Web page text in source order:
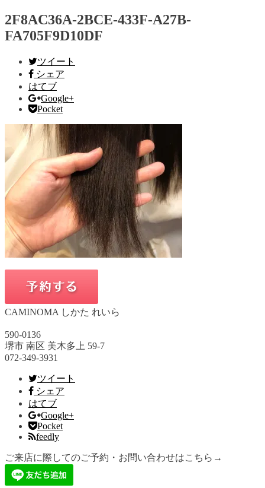
2F8AC36A-2BCE-433F-A27B-
FA705F9D10DF
ツイート
シェア
はてブ
Google+
Pocket
CAMINOMA しかた れいら
590-0136
堺市 南区 美木多上 59-7
072-349-3931
ツイート
シェア
はてブ
Google+
Pocket
feedly
ご来店に際してのご予約・お問い合わせはこちら→